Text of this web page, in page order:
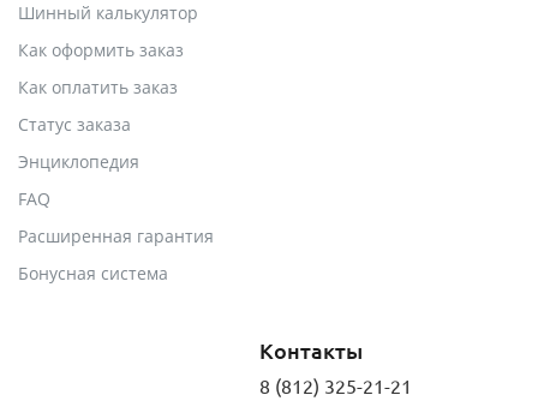
Шинный калькулятор
Как оформить заказ
Как оплатить заказ
Статус заказа
Энциклопедия
FAQ
Расширенная гарантия
Бонусная система
Контакты
8 (812) 325-21-21